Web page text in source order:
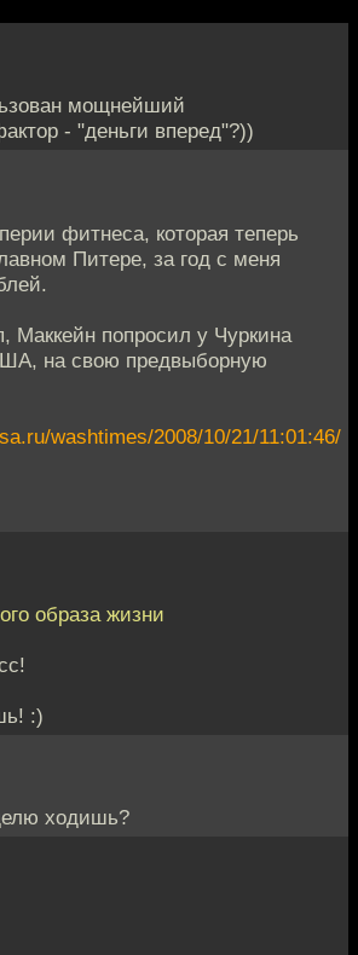
мощнейший
- "деньги вперед"?))
фитнеса, которая теперь
Питере, за год с меня
попросил у Чуркина
на свою предвыборную
washtimes/2008/10/21/11:01:46/
образа жизни
:)
ходишь?